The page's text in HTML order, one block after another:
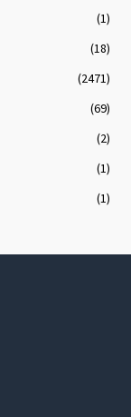
(1)
(18)
(2471)
(69)
(2)
(1)
(1)